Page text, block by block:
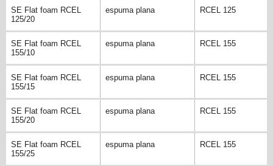
SE Flat foam RCEL
125/20
espuma plana RCEL 125
SE Flat foam RCEL
155/10
espuma plana RCEL 155
SE Flat foam RCEL
155/15
espuma plana RCEL 155
SE Flat foam RCEL
155/20
espuma plana RCEL 155
SE Flat foam RCEL
155/25
espuma plana RCEL 155